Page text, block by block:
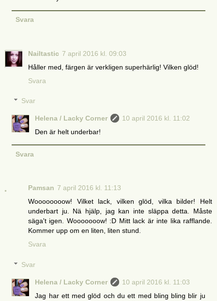
Svara
Nailtastic 7 april 2016 kl. 09:03
Håller med, färgen är verkligen superhärlig! Vilken glöd!
Svara
Svar
Helena / Lacky Corner
10 april 2016 kl. 11:02
Den är helt underbar!
Svara
Pamsan 7 april 2016 kl. 11:13
Woooooooow! Vilket lack, vilken glöd, vilka bilder! Helt
underbart ju. Nä hjälp, jag kan inte släppa detta. Måste
säga't igen. Wooooooow! :D Mitt lack är inte lika rafflande.
Kommer upp om en liten, liten stund.
Svara
Svar
Helena / Lacky Corner
10 april 2016 kl. 11:03
Jag har ett med glöd och du ett med bling bling blir ju